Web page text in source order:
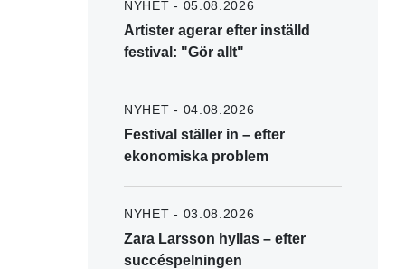
NYHET - 05.08.2026
Artister agerar efter inställd
festival: "Gör allt"
NYHET - 04.08.2026
Festival ställer in – efter
ekonomiska problem
NYHET - 03.08.2026
Zara Larsson hyllas – efter
succéspelningen